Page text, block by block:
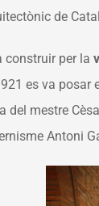
de
construir per la
es va
del mestre
Antoni